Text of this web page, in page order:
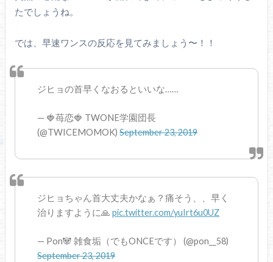
たでしょうね。
では、早速ワンスの反応を見てみましょう〜！！
ジヒョの首早くなおるといいな……
— 🍓苺恋🍓 TWONE学園団長
(@TWICEMOMOK)September 23, 2019
ジヒョちゃん首大丈夫かなぁ？痛そう、、早く
治りますように🙏pic.twitter.com/yuIrt6u0UZ
— Pon🐼 雑食垢（でもONCEです） (@pon__58)
September 23, 2019